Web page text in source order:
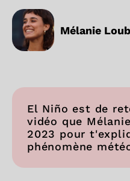
Mélanie
El Niño est de
vidéo que
2023 pour
phénomène